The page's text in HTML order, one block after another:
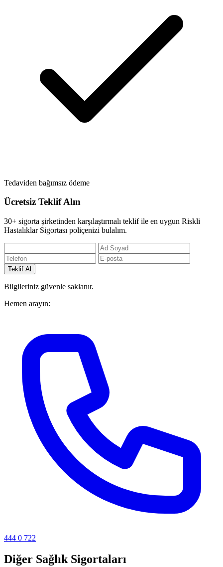
Tedaviden bağımsız ödeme
Ücretsiz Teklif Alın
30+ sigorta şirketinden karşılaştırmalı teklif ile en uygun Riskli
Hastalıklar Sigortası poliçenizi bulalım.
Teklif Al
Bilgileriniz güvenle saklanır.
Hemen arayın:
444 0 722
Diğer Sağlık Sigortaları